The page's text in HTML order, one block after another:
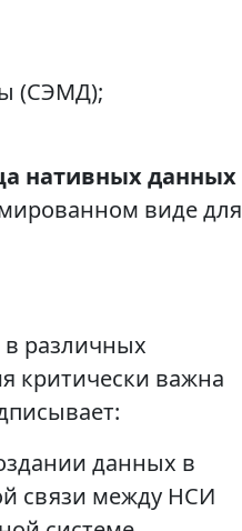
(СЭМД);
нативных данных
виде для
различных
критически важна
данных в
связи между НСИ